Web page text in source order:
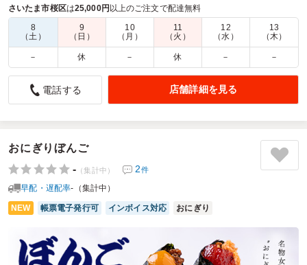
てなしのお弁当に自信を持ってお届けします。
商品数： 締切日時： 2日前15:00 価格帯：
1,080円～3,500円
配達時間：
10:30～17:00
お客様の声募集中！
『懐石弁当 桂』のお弁当への皆様のお声をお待ちしています。
さいたま市桜区は25,000円 以上のご注文で配達無料
8
（土）
9
（日）
10
（月）
11
（火）
12
（水）
13
（木）
－ 休 － 休 － －
電話する 店舗詳細を見る
おにぎりぼんご
- （集計中） 2件
早配・遅配率-（集計中）
NEW 帳票電子発行可 インボイス対応 おにぎり